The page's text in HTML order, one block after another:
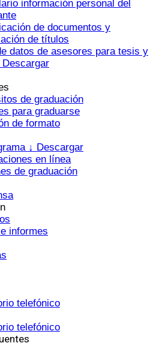
información personal del
de documentos y
de títulos
datos de asesores para tesis y
Descargar
de graduación
para graduarse
de formato
↓ Descargar
en línea
de graduación
informes
telefónico
telefónico